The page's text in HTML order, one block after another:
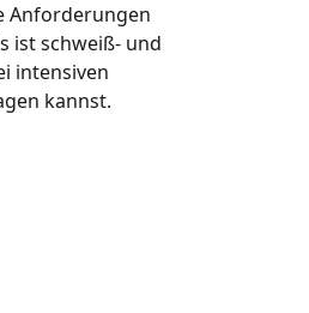
Anforderungen
ist schweiß- und
intensiven
kannst.